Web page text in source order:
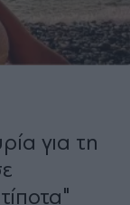
για τη